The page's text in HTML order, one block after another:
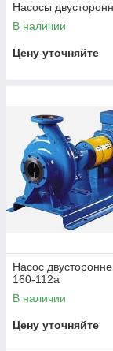
Насосы
В наличии
Цену уточняйте
Насос
160-112а
В наличии
Цену уточняйте